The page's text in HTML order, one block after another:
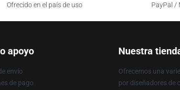
Ofrecido en el país de uso
PayPal /
apoyo
envío
de pago
Nuestra
Ofrecemos una
por diseñadores de